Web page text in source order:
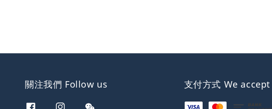
關注我們 Follow us 支付方式 We accept